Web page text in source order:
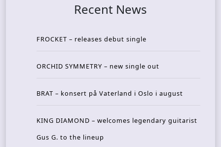
Recent News
FROCKET – releases debut single
ORCHID SYMMETRY – new single out
BRAT – konsert på Vaterland i Oslo i august
KING DIAMOND – welcomes legendary guitarist
Gus G. to the lineup